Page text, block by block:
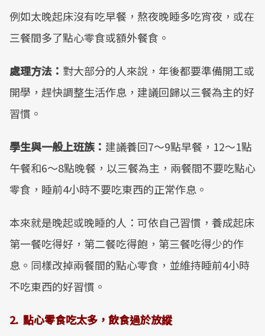
例如太晚起床沒有吃早餐，熬夜晚睡多吃宵夜，或在
三餐間多了點心零食或額外餐食。
處理方法： 對大部分的人來說，年後都要準備開工或
開學，趕快調整生活作息，建議回歸以三餐為主的好
習慣。
學生與一般上班族： 建議養回7～9點早餐，12～1點
午餐和6～8點晚餐，以三餐為主，兩餐間不要吃點心
零食，睡前4小時不要吃東西的正常作息。
本來就是晚起或晚睡的人：可依自己習慣，養成起床
第一餐吃得好，第二餐吃得飽，第三餐吃得少的作
息。同樣改掉兩餐間的點心零食，並維持睡前4小時
不吃東西的好習慣。
2. 點心零食吃太多，飲食過於放縱